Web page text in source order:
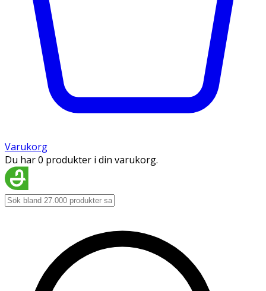
Varukorg
Du har 0 produkter i din varukorg.